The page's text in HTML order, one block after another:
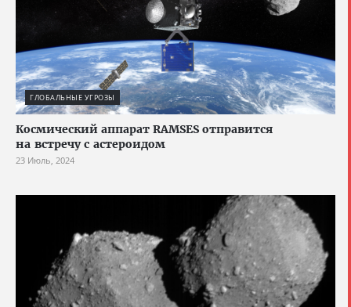
ГЛОБАЛЬНЫЕ УГРОЗЫ
Космический аппарат RAMSES отправится
на встречу с астероидом
23 Июль, 2024